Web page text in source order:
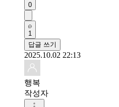
0
1
답글 쓰기
2025.10.02 22:13
행복
작성자